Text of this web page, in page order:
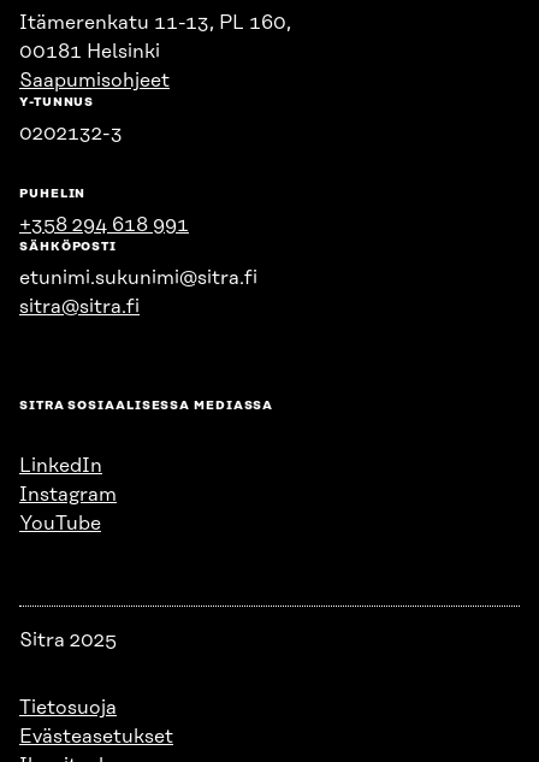
Itämerenkatu 11-13, PL 160,
00181 Helsinki
Saapumisohjeet
Y-TUNNUS
0202132-3
PUHELIN
+358 294 618 991
SÄHKÖPOSTI
etunimi.sukunimi@sitra.fi
sitra@sitra.fi
SITRA SOSIAALISESSA MEDIASSA
LinkedIn
Instagram
YouTube
Sitra 2025
Tietosuoja
Evästeasetukset